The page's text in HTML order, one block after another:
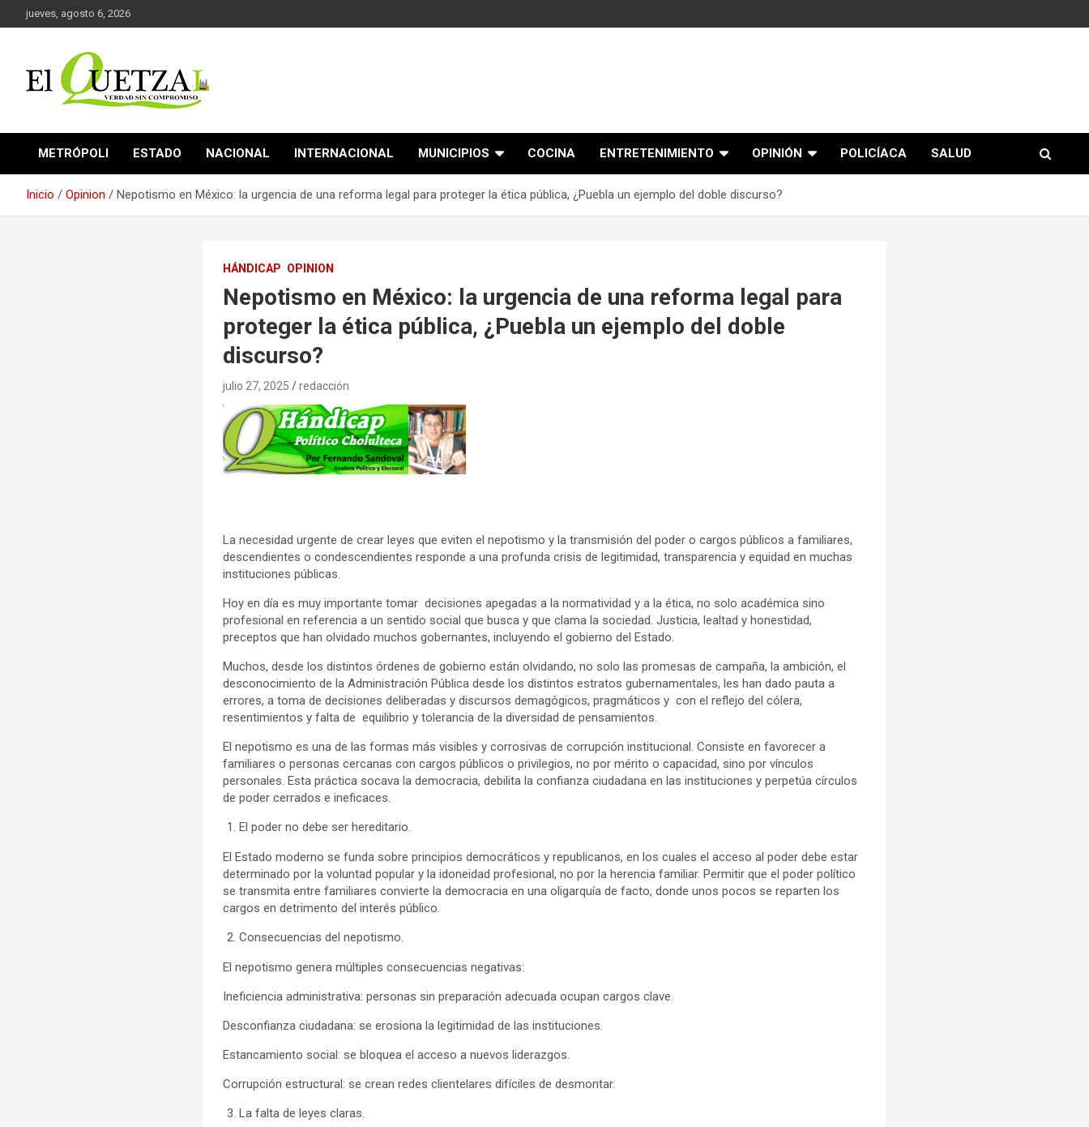
Saltar
al
jueves, agosto 6, 2026
El Quetzal de Cholula
METRÓPOLI ESTADO NACIONAL INTERNACIONAL MUNICIPIOS COCINA ENTRETENIMIENTO OPINIÓN POLICÍACA SALUD
Inicio Opinion Nepotismo en México: la urgencia de una reforma legal para proteger la ética pública, ¿Puebla un ejemplo del doble discurso?
HÁNDICAP OPINION
Nepotismo en México: la urgencia de una reforma legal para
proteger la ética pública, ¿Puebla un ejemplo del doble
discurso?
julio 27, 2025 redacción
La necesidad urgente de crear leyes que eviten el nepotismo y la transmisión del poder o cargos públicos a familiares,
descendientes o condescendientes responde a una profunda crisis de legitimidad, transparencia y equidad en muchas
instituciones públicas.
Hoy en día es muy importante tomar decisiones apegadas a la normatividad y a la ética, no solo académica sino
profesional en referencia a un sentido social que busca y que clama la sociedad. Justicia, lealtad y honestidad,
preceptos que han olvidado muchos gobernantes, incluyendo el gobierno del Estado.
Muchos, desde los distintos órdenes de gobierno están olvidando, no solo las promesas de campaña, la ambición, el
desconocimiento de la Administración Pública desde los distintos estratos gubernamentales, les han dado pauta a
errores, a toma de decisiones deliberadas y discursos demagógicos, pragmáticos y con el reflejo del cólera,
resentimientos y falta de equilibrio y tolerancia de la diversidad de pensamientos.
El nepotismo es una de las formas más visibles y corrosivas de corrupción institucional. Consiste en favorecer a
familiares o personas cercanas con cargos públicos o privilegios, no por mérito o capacidad, sino por vínculos
personales. Esta práctica socava la democracia, debilita la confianza ciudadana en las instituciones y perpetúa círculos
de poder cerrados e ineficaces.
El poder no debe ser hereditario.
El Estado moderno se funda sobre principios democráticos y republicanos, en los cuales el acceso al poder debe estar
determinado por la voluntad popular y la idoneidad profesional, no por la herencia familiar. Permitir que el poder político
se transmita entre familiares convierte la democracia en una oligarquía de facto, donde unos pocos se reparten los
cargos en detrimento del interés público.
Consecuencias del nepotismo.
El nepotismo genera múltiples consecuencias negativas:
Ineficiencia administrativa: personas sin preparación adecuada ocupan cargos clave.
Desconfianza ciudadana: se erosiona la legitimidad de las instituciones.
Estancamiento social: se bloquea el acceso a nuevos liderazgos.
Corrupción estructural: se crean redes clientelares difíciles de desmontar.
La falta de leyes claras.